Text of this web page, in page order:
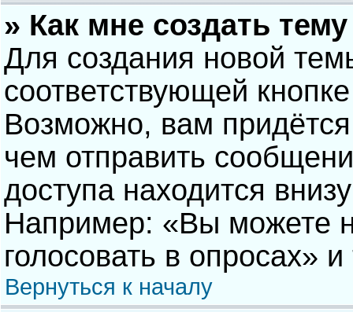
» Как мне создать
Для создания новой
соответствующей
Возможно, вам
чем отправить
доступа находится
Например: «Вы можете
голосовать в опросах» и
Вернуться к началу